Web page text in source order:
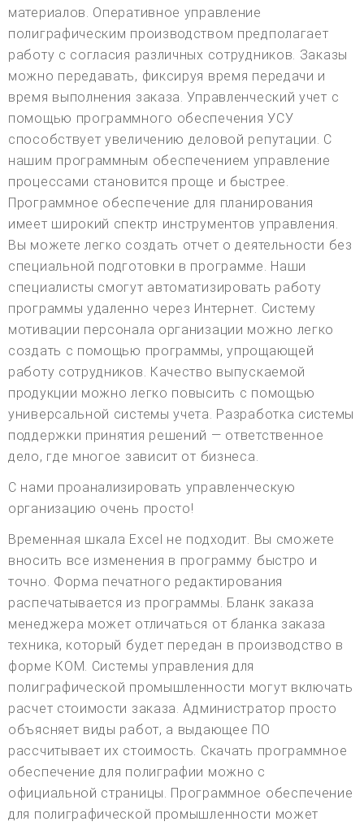
материалов. Оперативное управление
полиграфическим производством предполагает
работу с согласия различных сотрудников. Заказы
можно передавать, фиксируя время передачи и
время выполнения заказа. Управленческий учет с
помощью программного обеспечения УСУ
способствует увеличению деловой репутации. С
нашим программным обеспечением управление
процессами становится проще и быстрее.
Программное обеспечение для планирования
имеет широкий спектр инструментов управления.
Вы можете легко создать отчет о деятельности без
специальной подготовки в программе. Наши
специалисты смогут автоматизировать работу
программы удаленно через Интернет. Систему
мотивации персонала организации можно легко
создать с помощью программы, упрощающей
работу сотрудников. Качество выпускаемой
продукции можно легко повысить с помощью
универсальной системы учета. Разработка системы
поддержки принятия решений — ответственное
дело, где многое зависит от бизнеса.
С нами проанализировать управленческую
организацию очень просто!
Временная шкала Excel не подходит. Вы сможете
вносить все изменения в программу быстро и
точно. Форма печатного редактирования
распечатывается из программы. Бланк заказа
менеджера может отличаться от бланка заказа
техника, который будет передан в производство в
форме КОМ. Системы управления для
полиграфической промышленности могут включать
расчет стоимости заказа. Администратор просто
объясняет виды работ, а выдающее ПО
рассчитывает их стоимость. Скачать программное
обеспечение для полиграфии можно с
официальной страницы. Программное обеспечение
для полиграфической промышленности может